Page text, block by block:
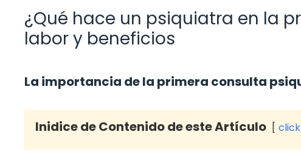
¿Qué hace un psiquiatra en la
labor y beneficios
La importancia de la primera consulta
Inidice de Contenido de este Artículo